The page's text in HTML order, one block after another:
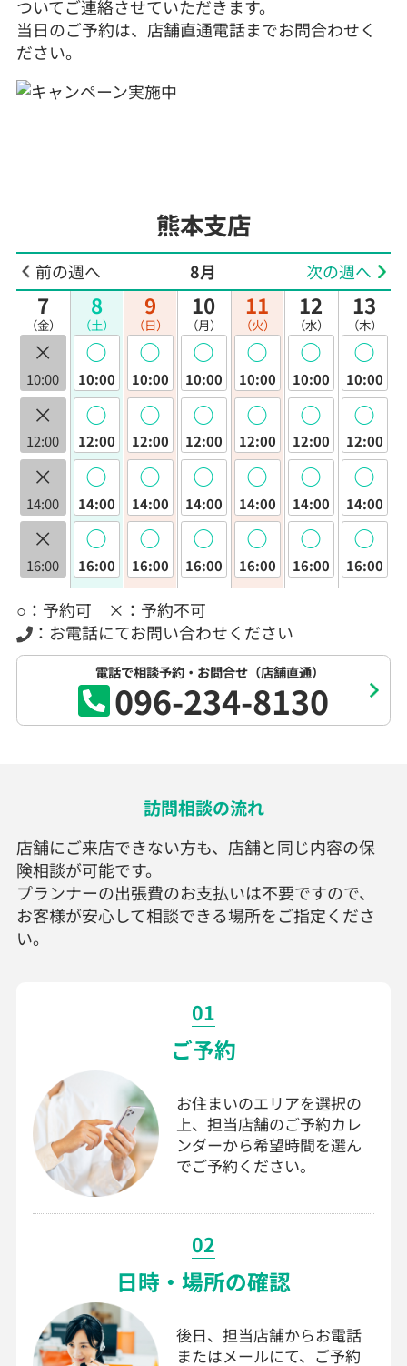
熊本支店
前の週へ 8月 次の週へ
7
（金）
×
10:00
×
12:00
×
14:00
×
16:00
8
（土）
◯
10:00
◯
12:00
◯
14:00
◯
16:00
9
（日）
◯
10:00
◯
12:00
◯
14:00
◯
16:00
10
（月）
◯
10:00
◯
12:00
◯
14:00
◯
16:00
11
（火）
◯
10:00
◯
12:00
◯
14:00
◯
16:00
12
（水）
◯
10:00
◯
12:00
◯
14:00
◯
16:00
13
（木）
◯
10:00
◯
12:00
◯
14:00
◯
16:00
○：予約可 ×：予約不可
：お電話にてお問い合わせください
ついてご連絡させていただきます。
当日のご予約は、店舗直通電話までお問合わせく
ださい。
電話で相談予約・お問合せ（店舗直通）
096-234-8130
訪問相談の流れ
店舗にご来店できない方も、店舗と同じ内容の保
険相談が可能です。
プランナーの出張費のお支払いは不要ですので、
お客様が安心して相談できる場所をご指定くださ
い。
01
ご予約
お住まいのエリアを選択の
上、担当店舗のご予約カレ
ンダーから希望時間を選ん
でご予約ください。
02
日時・場所の確認
後日、担当店舗からお電話
またはメールにて、ご予約